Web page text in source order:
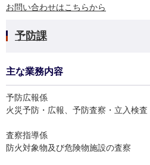
お問い合わせはこちらから
予防課
主な業務内容
予防広報係
火災予防・広報、予防査察・立入検査
査察指導係
防火対象物及び危険物施設の査察